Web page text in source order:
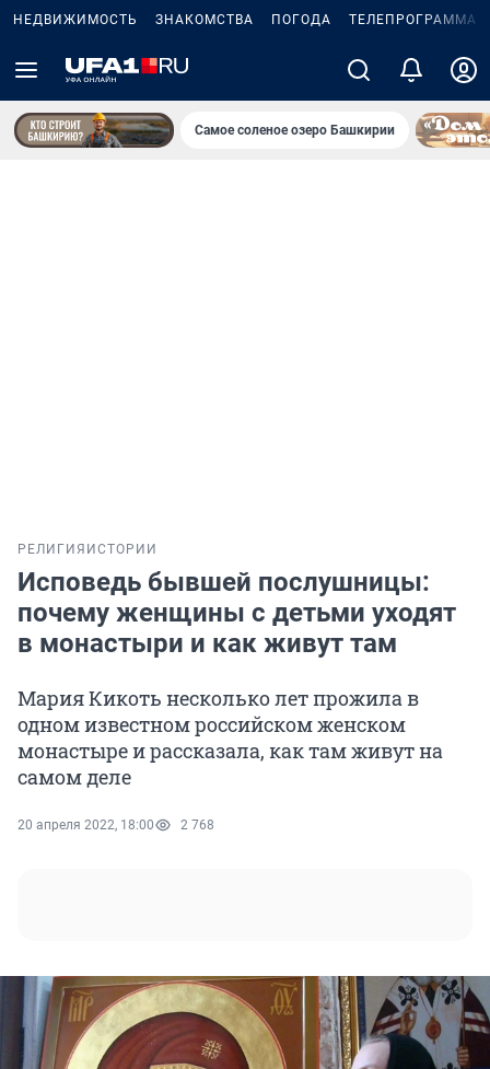
НЕДВИЖИМОСТЬ ЗНАКОМСТВА ПОГОДА ТЕЛЕПРОГРАММА
Самое соленое озеро Башкирии
РЕЛИГИЯ ИСТОРИИ
Исповедь бывшей послушницы:
почему женщины с детьми уходят
в монастыри и как живут там
Мария Кикоть несколько лет прожила в
одном известном российском женском
монастыре и рассказала, как там живут на
самом деле
20 апреля 2022, 18:00 2 768